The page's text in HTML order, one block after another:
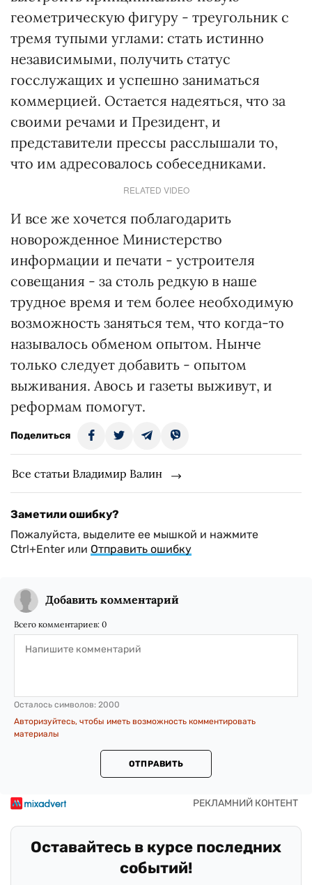
геометрическую фигуру - треугольник с
тремя тупыми углами: стать истинно
независимыми, получить статус
госслужащих и успешно заниматься
коммерцией. Остается надеяться, что за
своими речами и Президент, и
представители прессы расслышали то,
что им адресовалось собеседниками.
RELATED VIDEO
И все же хочется поблагодарить
новорожденное Министерство
информации и печати - устроителя
совещания - за столь редкую в наше
трудное время и тем более необходимую
возможность заняться тем, что когда-то
называлось обменом опытом. Нынче
только следует добавить - опытом
выживания. Авось и газеты выживут, и
реформам помогут.
Поделиться
Все статьи Владимир Валин
Заметили ошибку?
Пожалуйста, выделите ее мышкой и нажмите
Ctrl+Enter или Отправить ошибку
Добавить комментарий
Всего комментариев: 0
Осталось символов: 2000
Авторизуйтесь, чтобы иметь возможность комментировать
материалы
ОТПРАВИТЬ
Оставайтесь в курсе последних
событий!